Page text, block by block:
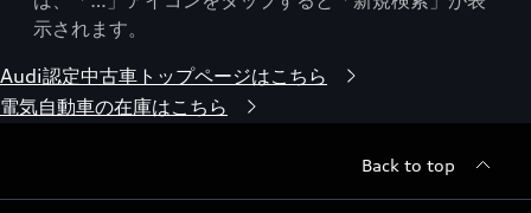
示されます。
Audi認定中古車トップページはこちら
電気自動車の在庫はこちら
Back to top